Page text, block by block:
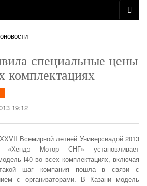
специальные цены
комплектациях
19:12
Всемирной летней Универсиадой 2013
«Хендэ Мотор СНГ» установливает
i40 во всех комплектациях, включая
шаг компания пошла в связи с
с организаторами. В Казани модель